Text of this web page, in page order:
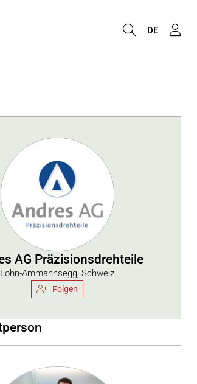
DE
AG Präzisionsdrehteile
Lohn-Ammannsegg, Schweiz
Folgen